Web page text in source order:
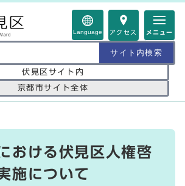
Language アクセス メニュー
伏見区サイト内
京都市サイト全体
おける伏見区人権啓
施について